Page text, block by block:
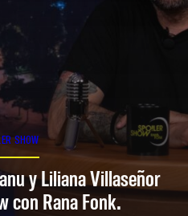
SHOW
y Liliana Villaseñor
con Rana Fonk.